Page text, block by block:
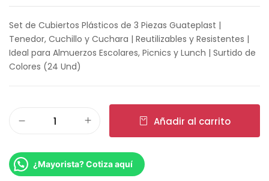
Set de Cubiertos Plásticos de 3 Piezas Guateplast |
Tenedor, Cuchillo y Cuchara | Reutilizables y Resistentes |
Ideal para Almuerzos Escolares, Picnics y Lunch | Surtido de
Colores (24 Und)
Añadir al carrito
¿Mayorista? Cotiza aquí